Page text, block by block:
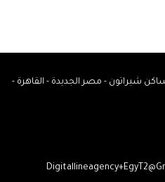
شيراتون - مصر الجديدة - القاهرة -